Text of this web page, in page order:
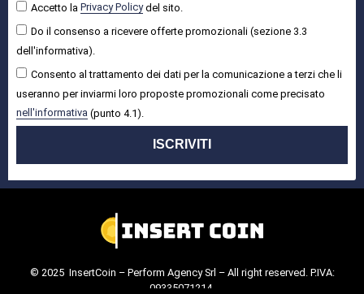
Accetto la Privacy Policydel sito.
Do il consenso a ricevere offerte promozionali (sezione 3.3
dell'informativa).
Consento al trattamento dei dati per la comunicazione a terzi che li
useranno per inviarmi loro proposte promozionali come precisato
nell'informativa (punto 4.1).
ISCRIVITI
© 2025 InsertCoin – Perform Agency Srl – All right reserved. P.IVA:
09335071214.